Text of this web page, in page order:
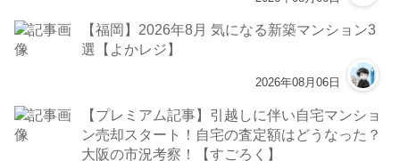
【福岡】2026年8月 気になる新築マンション3
選【よかレジ】
2026年08月06日
【プレミアム記事】引越しに伴い自宅マンショ
ン売却スタート！自宅の査定額はどうなった？
大阪の市況考察！【すごろく】